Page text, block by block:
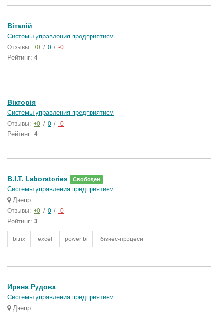
Віталій
Системы управления предприятием
Отзывы: +0 / 0 / -0
Рейтинг: 4
Вікторія
Системы управления предприятием
Отзывы: +0 / 0 / -0
Рейтинг: 4
B.I.T. Laboratories Свободен
Системы управления предприятием
Днепр
Отзывы: +0 / 0 / -0
Рейтинг: 3
bitrix excel power bi бізнес-процеси
Ирина Рудова
Системы управления предприятием
Днепр